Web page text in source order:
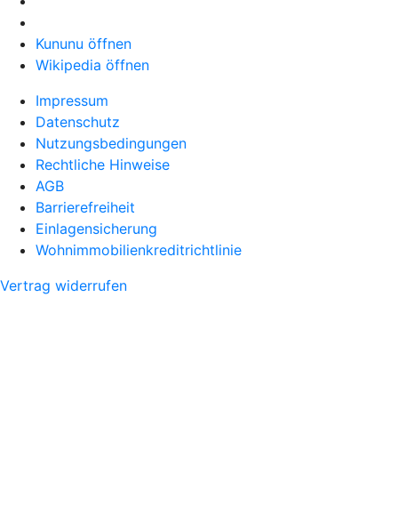
Kununu öffnen
Wikipedia öffnen
Impressum
Datenschutz
Nutzungsbedingungen
Rechtliche Hinweise
AGB
Barrierefreiheit
Einlagensicherung
Wohnimmobilienkreditrichtlinie
Vertrag widerrufen